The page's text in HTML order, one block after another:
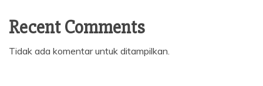
Recent Comments
Tidak ada komentar untuk ditampilkan.